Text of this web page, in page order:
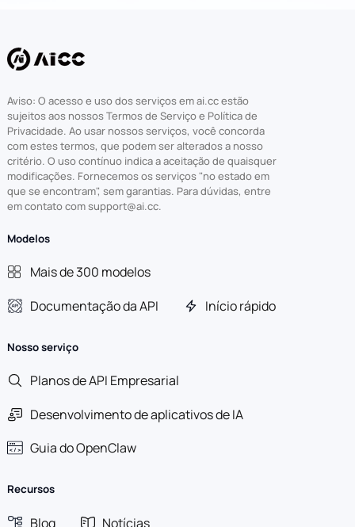
Aviso: O acesso e uso dos serviços em ai.cc estão
sujeitos aos nossos Termos de Serviço e Política de
Privacidade. Ao usar nossos serviços, você concorda
com estes termos, que podem ser alterados a nosso
critério. O uso contínuo indica a aceitação de quaisquer
modificações. Fornecemos os serviços "no estado em
que se encontram", sem garantias. Para dúvidas, entre
em contato com support@ai.cc.
Modelos
Mais de 300 modelos
Documentação da API
Início rápido
Nosso serviço
Planos de API Empresarial
Desenvolvimento de aplicativos de IA
Guia do OpenClaw
Recursos
Blog Notícias